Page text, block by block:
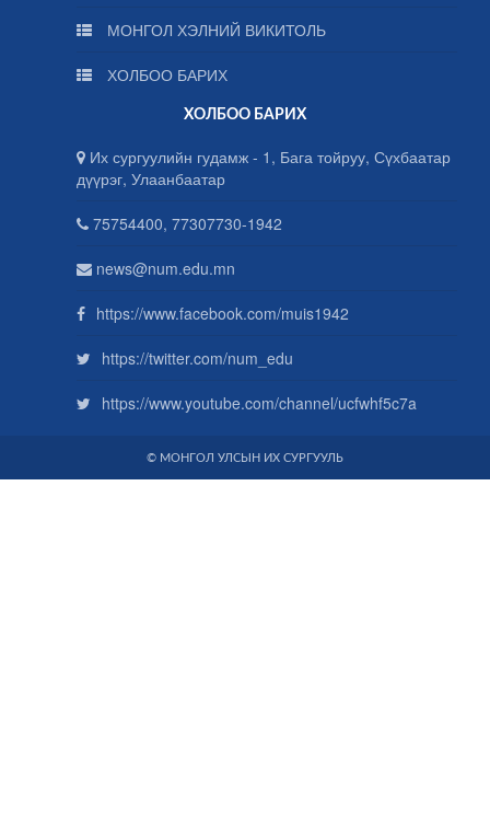
МОНГОЛ ХЭЛНИЙ ВИКИТОЛЬ
ХОЛБОО БАРИХ
ХОЛБОО БАРИХ
Их сургуулийн гудамж - 1, Бага тойруу, Сүхбаатар
дүүрэг, Улаанбаатар
75754400, 77307730-1942
news@num.edu.mn
https://www.facebook.com/muis1942
https://twitter.com/num_edu
https://www.youtube.com/channel/ucfwhf5c7a
© МОНГОЛ УЛСЫН ИХ СУРГУУЛЬ